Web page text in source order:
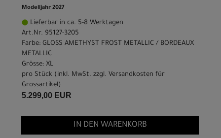
Modelljahr 2027
Lieferbar in ca. 5-8 Werktagen
Art.Nr. 95127-3205
Farbe: GLOSS AMETHYST FROST METALLIC / BORDEAUX
METALLIC
Grösse: XL
pro Stück (inkl. MwSt. zzgl. Versandkosten für
Grossartikel)
5.299,00 EUR
IN DEN WARENKORB